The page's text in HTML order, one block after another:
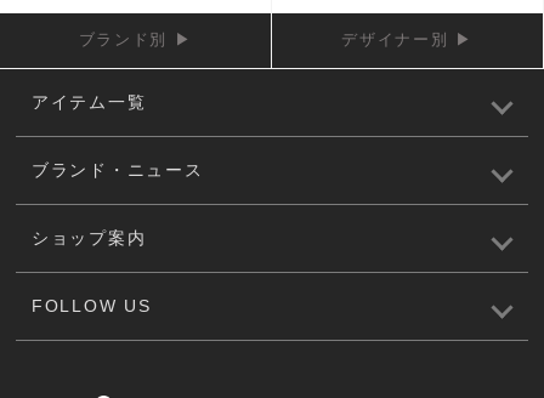
ブランド別 ▶ デザイナー別 ▶
アイテム一覧
ブランド・ニュース
ショップ案内
FOLLOW US